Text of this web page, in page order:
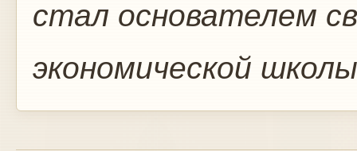
стал основателем
экономической школы